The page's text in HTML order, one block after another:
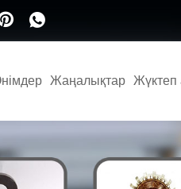
Жаңалықтар Жүктеп